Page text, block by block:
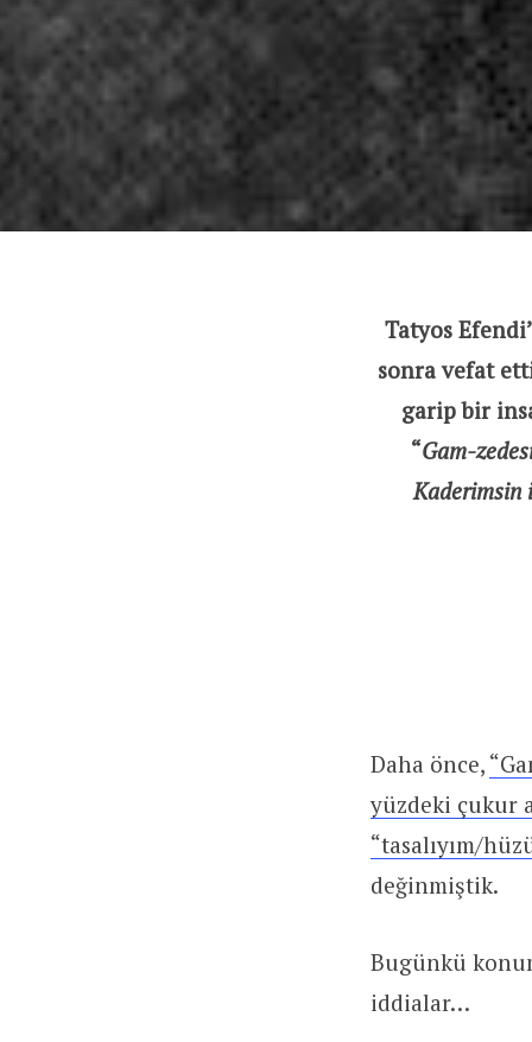
Tatyos
sonra vefat
garip bir
“Gam-
Kaderimsin
Daha önce,
yüzdeki çukur
“tasalıyım/
değinmiştik.
Bugünkü
iddialar…